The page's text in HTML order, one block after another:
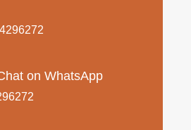
on WhatsApp